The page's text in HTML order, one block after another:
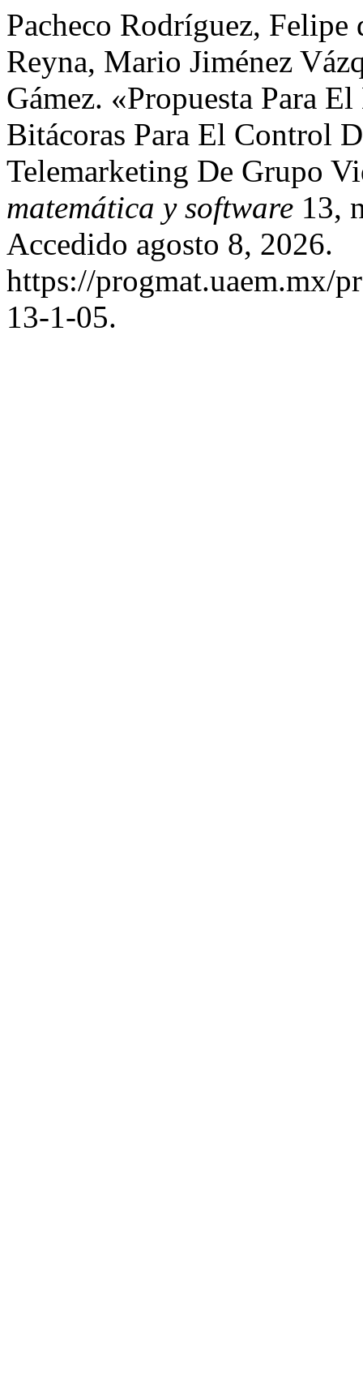
Pacheco Rodríguez, Felipe
Reyna, Mario Jiménez
Gámez. «Propuesta Para
Bitácoras Para El Control
Telemarketing De Grupo
matemática y software 13,
Accedido agosto 8, 2026.
https://progmat.uaem.mx/
13-1-05.